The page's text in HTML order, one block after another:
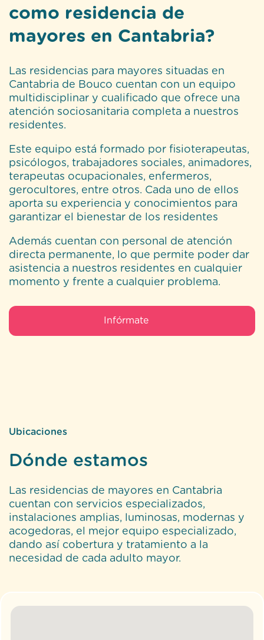
como residencia de
mayores en Cantabria?
Las residencias para mayores situadas en
Cantabria de Bouco cuentan con un equipo
multidisciplinar y cualificado que ofrece una
atención sociosanitaria completa a nuestros
residentes.
Este equipo está formado por fisioterapeutas,
psicólogos, trabajadores sociales, animadores,
terapeutas ocupacionales, enfermeros,
gerocultores, entre otros. Cada uno de ellos
aporta su experiencia y conocimientos para
garantizar el bienestar de los residentes
Además cuentan con personal de atención
directa permanente, lo que permite poder dar
asistencia a nuestros residentes en cualquier
momento y frente a cualquier problema.
Infórmate
Ubicaciones
Dónde estamos
Las residencias de mayores en Cantabria
cuentan con servicios especializados,
instalaciones amplias, luminosas, modernas y
acogedoras, el mejor equipo especializado,
dando así cobertura y tratamiento a la
necesidad de cada adulto mayor.